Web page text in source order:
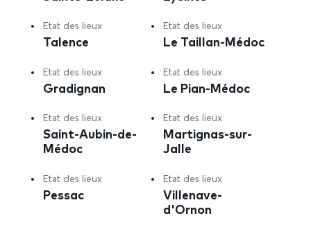
Etat des lieux
Talence
Etat des lieux
Le Taillan-Médoc
Etat des lieux
Gradignan
Etat des lieux
Le Pian-Médoc
Etat des lieux
Saint-Aubin-de-
Médoc
Etat des lieux
Martignas-sur-
Jalle
Etat des lieux
Pessac
Etat des lieux
Villenave-
d'Ornon